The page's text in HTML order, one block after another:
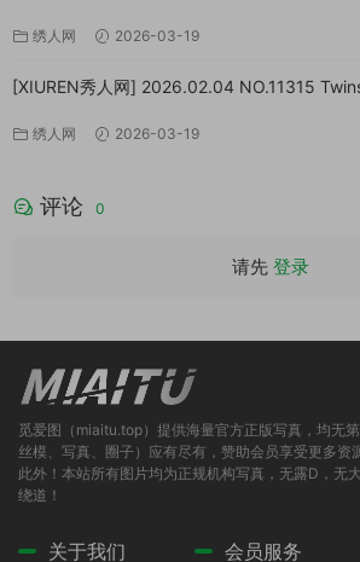
绣人网 2026-03-19
[XIUREN秀人网] 2026.02.04 NO.11315
绣人网 2026-03-19
评论 0
请先 登录
觅爱图（miaitu.top）提供海量官方正版写真，均无
丝模、写真、圈子）应有尽有，赞助会员享受更多资
此外！本站所有图片均为正规机构写真，无露D，无
绕道！
关于我们 会员服务